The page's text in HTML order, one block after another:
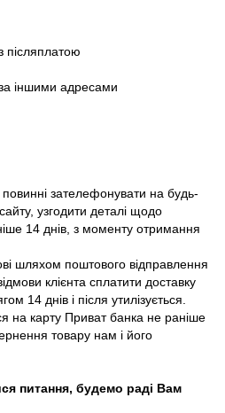
післяплатою
іншими адресами
зателефонувати на будь-
узгодити деталі щодо
14 днів, з моменту отримання
шляхом поштового відправлення
клієнта сплатити доставку
14 днів і після утилізується.
на карту Приват банка не раніше
товару нам і його
питання, будемо раді Вам